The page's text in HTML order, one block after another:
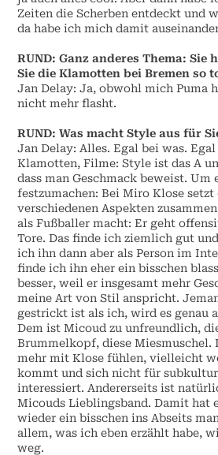
Zeiten die Scherben entdeckt und
da habe ich mich damit
RUND: Ganz anderes Thema: Sie
Sie die Klamotten bei Bremen so
Jan Delay: Ja, obwohl mich Puma
nicht mehr flasht.
RUND: Was macht Style aus für
Jan Delay: Alles. Egal bei was.
Klamotten, Filme: Style ist das A
dass man Geschmack beweist. Um
festzumachen: Bei Miro Klose setzt
verschiedenen Aspekten
als Fußballer macht: Er geht
Tore. Das finde ich ziemlich gut
ich ihn dann aber als Person im
finde ich ihn eher ein bisschen
besser, weil er insgesamt mehr
meine Art von Stil anspricht.
gestrickt ist als ich, wird es genau
Dem ist Micoud zu unfreundlich,
Brummelkopf, diese Miesmuschel.
mehr mit Klose fühlen, vielleicht
kommt und sich nicht für
interessiert. Andererseits ist
Micouds Lieblingsband. Damit hat
wieder ein bisschen ins Abseits
allem, was ich eben erzählt habe,
weg.